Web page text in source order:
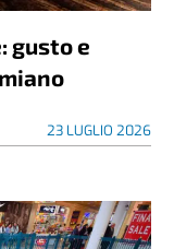
gusto e
23 LUGLIO 2026